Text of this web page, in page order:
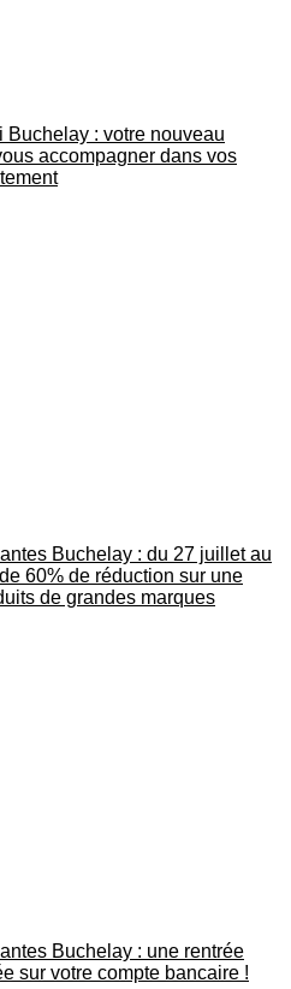
Buchelay : votre nouveau
accompagner dans vos
Buchelay : du 27 juillet au
60% de réduction sur une
de grandes marques
Buchelay : une rentrée
sur votre compte bancaire !